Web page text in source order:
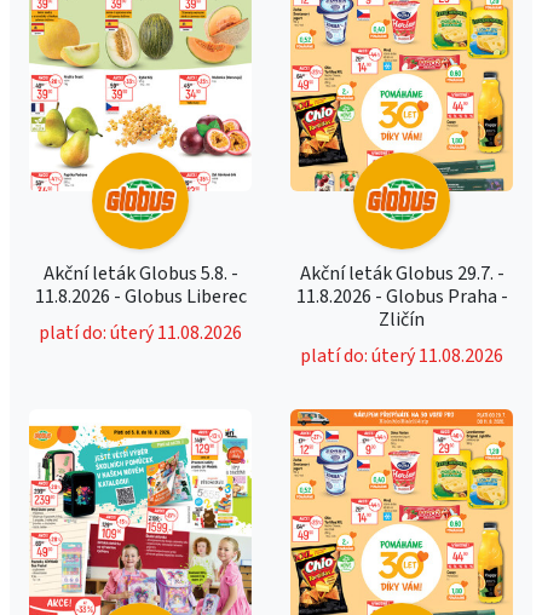
Akční leták Globus 5.8. -
11.8.2026 - Globus Liberec
platí do: úterý 11.08.2026
Akční leták Globus 29.7. -
11.8.2026 - Globus Praha -
Zličín
platí do: úterý 11.08.2026